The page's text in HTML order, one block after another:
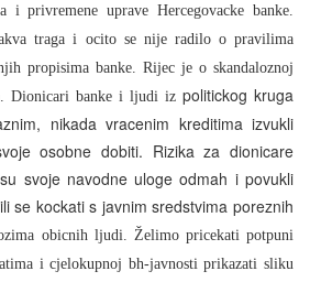
i privremene uprave Hercegovacke banke.
traga i ocito se nije radilo o pravilima
propisima banke. Rijec je o skandaloznoj
Dionicari banke i ljudi iz politickog kruga
nikada vracenim kreditima izvukli
osobne dobiti. Rizika za dionicare
svoje navodne uloge odmah i povukli
se kockati s javnim sredstvima poreznih
obicnih ljudi. Želimo pricekati potpuni
i cjelokupnoj bh-javnosti prikazati sliku